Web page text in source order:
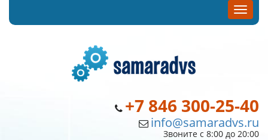
+7 846 300-25-40
info@samaradvs.ru
Звоните с 8:00 до 20:00